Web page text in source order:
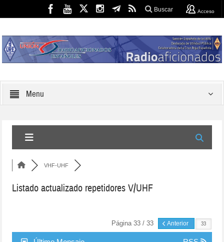
Buscar Acceso
Menu
VHF-UHF
Listado actualizado repetidores V/UHF
Página 33 / 33 Anterior